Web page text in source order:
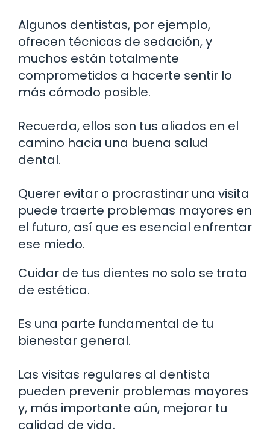
Algunos dentistas, por ejemplo,
ofrecen técnicas de sedación, y
muchos están totalmente
comprometidos a hacerte sentir lo
más cómodo posible.
Recuerda, ellos son tus aliados en el
camino hacia una buena salud
dental.
Querer evitar o procrastinar una visita
puede traerte problemas mayores en
el futuro, así que es esencial enfrentar
ese miedo.
Cuidar de tus dientes no solo se trata
de estética.
Es una parte fundamental de tu
bienestar general.
Las visitas regulares al dentista
pueden prevenir problemas mayores
y, más importante aún, mejorar tu
calidad de vida.